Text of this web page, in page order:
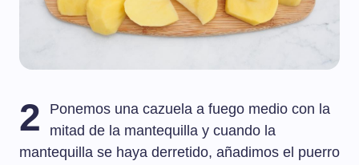
2
Ponemos una cazuela a fuego medio con la
mitad de la mantequilla y cuando la
mantequilla se haya derretido, añadimos el puerro